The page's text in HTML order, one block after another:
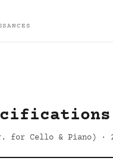
for Cello & Piano) ·